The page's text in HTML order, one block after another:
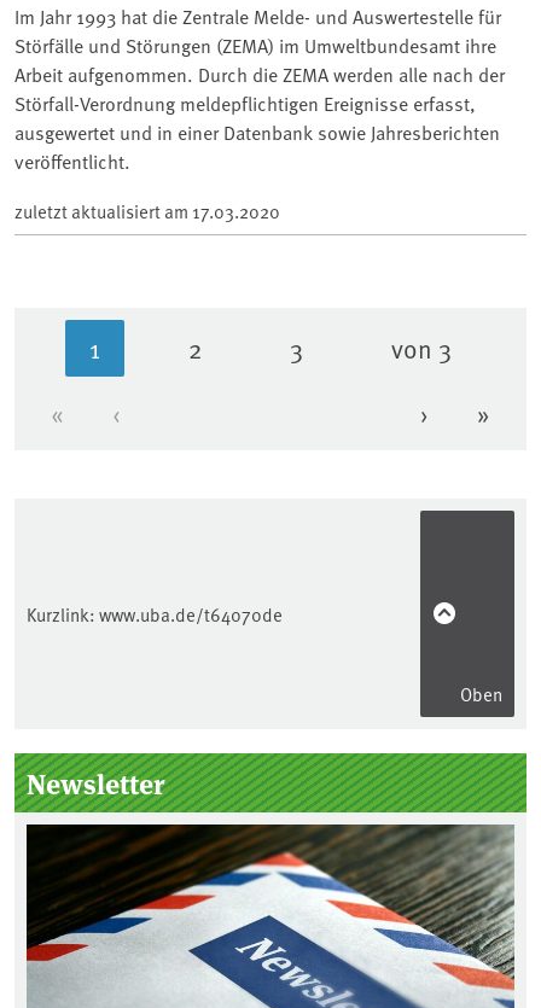
Im Jahr 1993 hat die Zentrale Melde- und Auswertestelle für
Störfälle und Störungen (ZEMA) im Umweltbundesamt ihre
Arbeit aufgenommen. Durch die ZEMA werden alle nach der
Störfall-Verordnung meldepflichtigen Ereignisse erfasst,
ausgewertet und in einer Datenbank sowie Jahresberichten
veröffentlicht.
zuletzt aktualisiert am 17.03.2020
Erste Seite
« Vorherige Seite
‹
Aktuelle Seite
1 Seite
2 Seite
3 von 3
Nächste
› »
Kurzlink: www.uba.de/t64070de
Oben
Seitenleiste
Newsletter